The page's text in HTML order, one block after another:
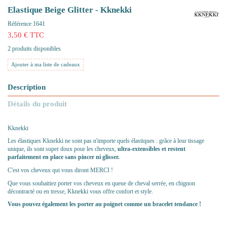
Elastique Beige Glitter - Kknekki
Référence 1641
3,50 € TTC
2 produits disponibles
Ajouter à ma liste de cadeaux
Description
Détails du produit
Kknekki
Les élastiques Kknekki ne sont pas n'importe quels élastiques : grâce à leur tissage
unique, ils sont super doux pour les cheveux, ultra-extensibles et restent
parfaitement en place sans pincer ni glisser.
C'est vos cheveux qui vous diront MERCI !
Que vous souhaitiez porter vos cheveux en queue de cheval serrée, en chignon
décontracté ou en tresse, Kknekki vous offre confort et style.
Vous pouvez également les porter au poignet comme un bracelet tendance !